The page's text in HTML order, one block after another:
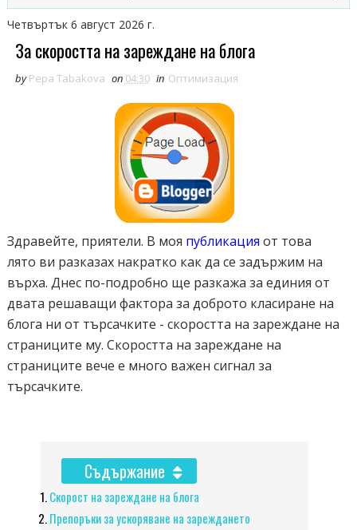
Четвъртък 6 август 2026 г.
За скоростта на зареждане на блога
by Pepa Tabakova on 04:30 in Оптимизация
Здравейте, приятели. В моя публикация от това
лято ви разказах накратко как да се задържим на
върха. Днес по-подробно ще разкажа за единия от
двата решаващи фактора за доброто класиране на
блога ни от търсачките - скоростта на зареждане на
страниците му. Скоростта на зареждане на
страниците вече е много важен сигнал за
търсачките.
Съдържание
Скорост на зареждане на блога
Препоръки за ускоряване на зареждането